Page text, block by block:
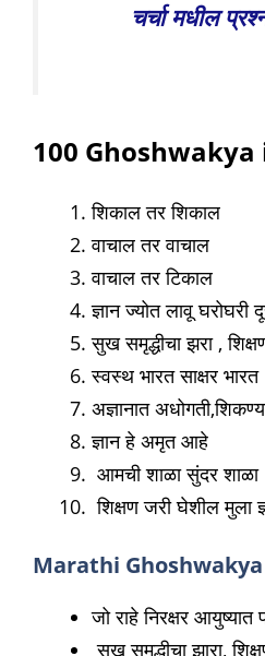
चर्चा मधील
100
शिकाल तर शिकाल
वाचाल तर वाचाल
वाचाल तर टिकाल
ज्ञान ज्योत लावू घरोघरी
सुख समृद्धीचा झरा ,
स्वस्थ भारत साक्षर भारत
अज्ञानात
ज्ञान हे अमृत आहे
आमची शाळा सुंदर शाळा
शिक्षण जरी घेशील मुला
Marathi Ghoshwakya
जो राहे निरक्षर
सुख समृद्धीचा झारा,